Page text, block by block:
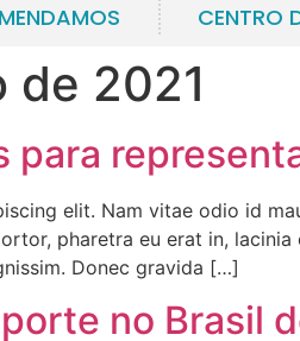
CENTRO
de 2021
para
elit. Nam vitae odio id
pharetra eu erat in,
Donec gravida […]
no Brasil